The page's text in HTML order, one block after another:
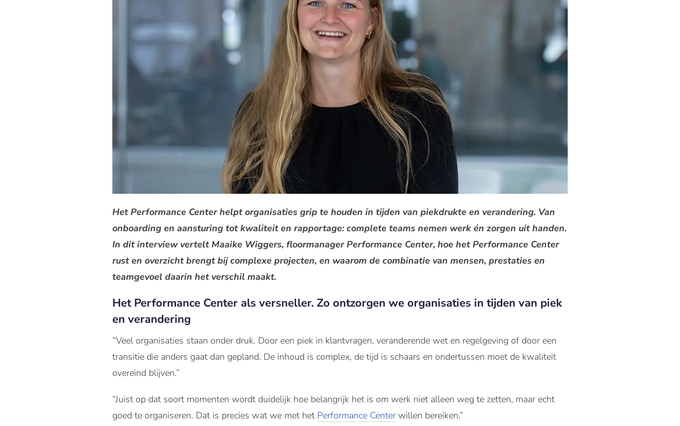
Het Performance Center helpt organisaties grip te houden in tijden van piekdrukte en verandering. Van
onboarding en aansturing tot kwaliteit en rapportage: complete teams nemen werk én zorgen uit handen.
In dit interview vertelt Maaike Wiggers, floormanager Performance Center, hoe het Performance Center
rust en overzicht brengt bij complexe projecten, en waarom de combinatie van mensen, prestaties en
teamgevoel daarin het verschil maakt.
Het Performance Center als versneller. Zo ontzorgen we organisaties in tijden van piek
en verandering
“Veel organisaties staan onder druk. Door een piek in klantvragen, veranderende wet en regelgeving of door een
transitie die anders gaat dan gepland. De inhoud is complex, de tijd is schaars en ondertussen moet de kwaliteit
overeind blijven.”
“Juist op dat soort momenten wordt duidelijk hoe belangrijk het is om werk niet alleen weg te zetten, maar echt
goed te organiseren. Dat is precies wat we met het Performance Center willen bereiken.”